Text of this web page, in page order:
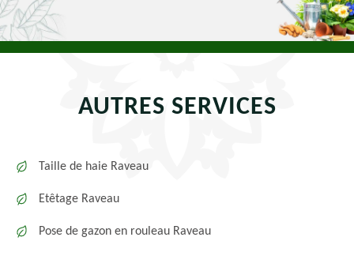
AUTRES SERVICES
Taille de haie Raveau
Etêtage Raveau
Pose de gazon en rouleau Raveau